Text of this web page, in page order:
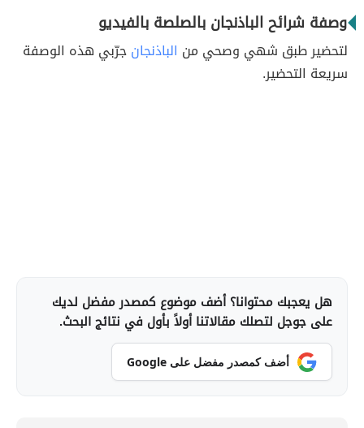
وصفة شرائح الباذنجان بالصلصة بالفيديو
لتحضير طبق شهي وصحي من الباذنجانجرّبي هذه الوصفة
سريعة التحضير.
هل يعجبك محتوانا؟ أضف موضوع كمصدر مفضل لديك
على جوجل لتصلك مقالاتنا أولاً بأول في نتائج البحث.
أضف كمصدر مفضل على Google